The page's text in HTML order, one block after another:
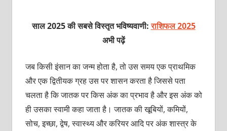
साल 2025 की सबसे विस्तृत भविष्यवाणी:राशिफल 2025
अभी पढ़ें
जब किसी इंसान का जन्म होता है, तो उस समय एक प्राथमिक
और एक द्वितीयक ग्रह उस पर शासन करता है जिससे पता
चलता है कि जातक पर किस अंक का प्रभाव है और इस अंक को
ही उसका स्वामी कहा जाता है। जातक की खूबियों, कमियों,
सोच, इच्छा, द्वेष, स्वास्थ्य और करियर आदि पर अंक शास्त्र के